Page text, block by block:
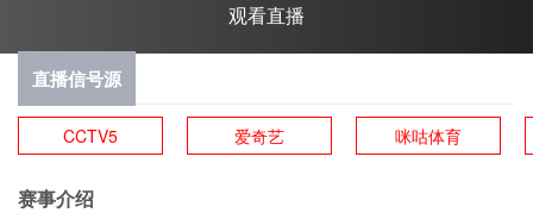
观看直播
直播信号源
CCTV5 爱奇艺 咪咕体育
赛事介绍